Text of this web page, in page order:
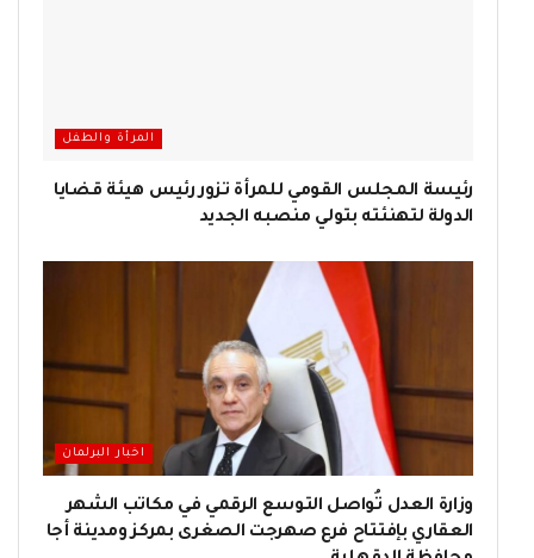
المرأة والطفل
رئيسة المجلس القومي للمرأة تزور رئيس هيئة قضايا
الدولة لتهنئته بتولي منصبه الجديد
اخبار البرلمان
وزارة العدل تُواصل التوسع الرقمي في مكاتب الشهر
العقاري بإفتتاح فرع صهرجت الصغرى بمركز ومدينة أجا